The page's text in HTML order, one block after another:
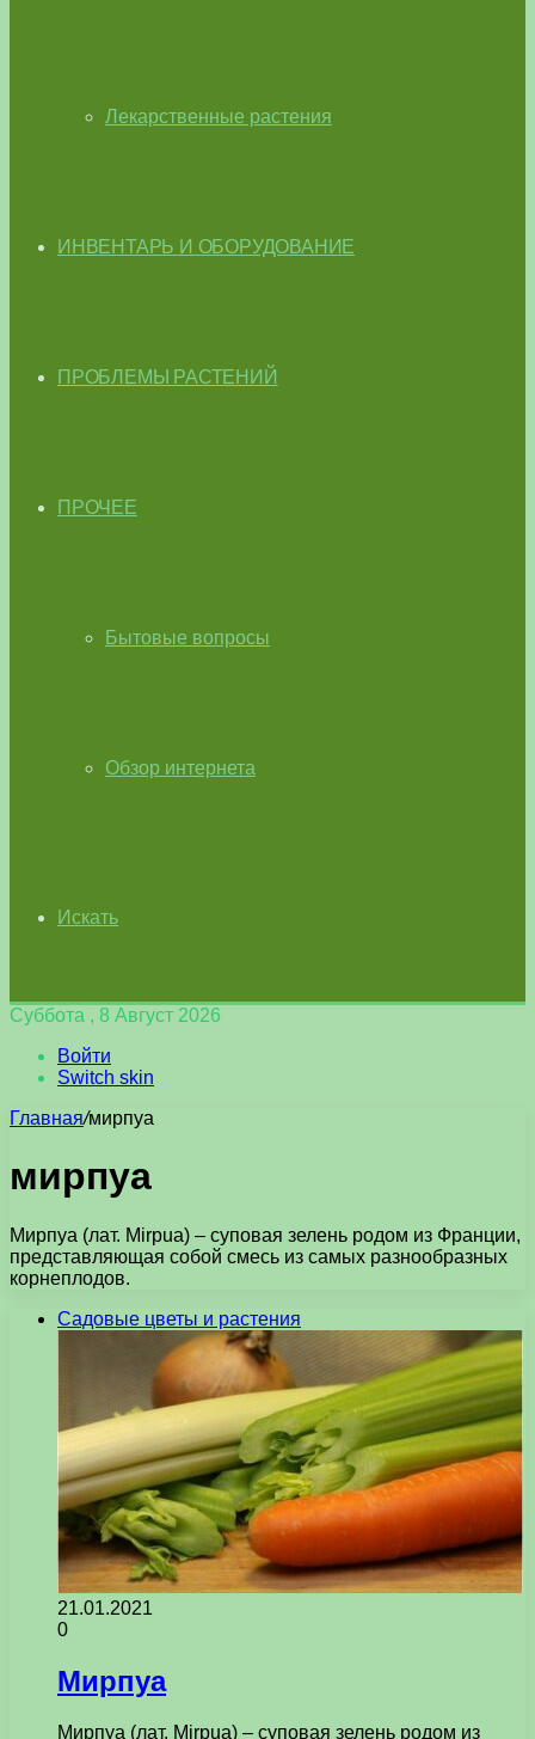
Лекарственные растения
ИНВЕНТАРЬ И ОБОРУДОВАНИЕ
ПРОБЛЕМЫ РАСТЕНИЙ
ПРОЧЕЕ
Бытовые вопросы
Обзор интернета
Искать
Суббота , 8 Август 2026
Войти
Switch skin
Главная/мирпуа
мирпуа
Мирпуа (лат. Mirpua) – суповая зелень родом из Франции,
представляющая собой смесь из самых разнообразных
корнеплодов.
Садовые цветы и растения
21.01.2021
0
Мирпуа
Мирпуа (лат. Mirpua) – суповая зелень родом из